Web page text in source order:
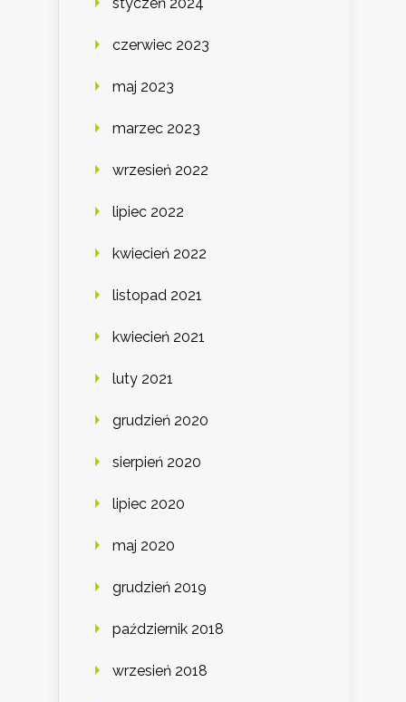
czerwiec 2023
maj 2023
marzec 2023
wrzesień 2022
lipiec 2022
kwiecień 2022
listopad 2021
kwiecień 2021
luty 2021
grudzień 2020
sierpień 2020
lipiec 2020
maj 2020
grudzień 2019
październik 2018
wrzesień 2018